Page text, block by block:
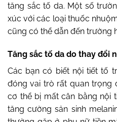
tăng sắc tố da. Một số
xúc với các loại thuốc
cũng có thể dẫn đến trường
Tăng sắc tố da do thay đổi
Các bạn có biết nội tiết tố
đóng vai trò rất quan trọng
cơ thể bị mất cân bằng nội
tăng cường sản sinh